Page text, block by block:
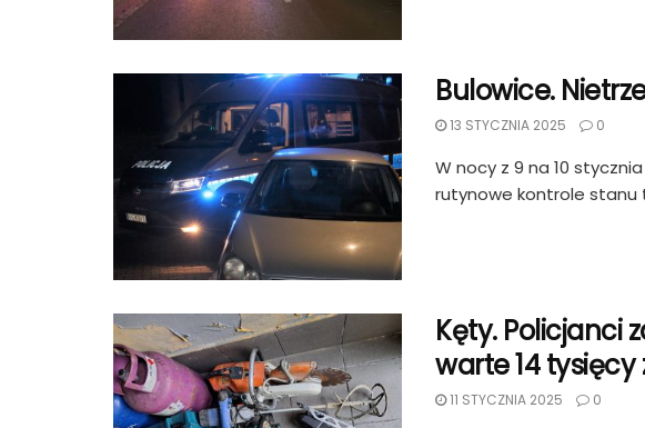
Bulowice.
13 STYCZNIA 2025 0
W nocy z 9 na 10
rutynowe kontrole stanu
Kęty. Policjanci
warte 14 tysięcy
11 STYCZNIA 2025 0